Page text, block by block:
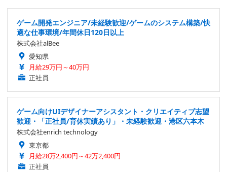
ゲーム開発エンジニア/未経験歓迎/ゲームのシステム構築/快
適な仕事環境/年間休日120日以上
株式会社alBee
愛知県
月給29万円～40万円
正社員
ゲーム向けUIデザイナーアシスタント・クリエイティブ志望
歓迎・「正社員/育休実績あり」・未経験歓迎・港区六本木
株式会社enrich technology
東京都
月給28万2,400円～42万2,400円
正社員